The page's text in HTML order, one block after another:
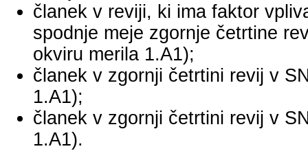
članek v reviji, ki ima faktor
spodnje meje zgornje četrtine
okviru merila 1.A1);
članek v zgornji četrtini revij v
1.A1);
članek v zgornji četrtini revij v
1.A1).